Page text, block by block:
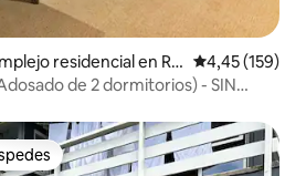
residencial en Ro Calificación
4,45 (159)
de 2 dormitorios) - SIN
más destacados